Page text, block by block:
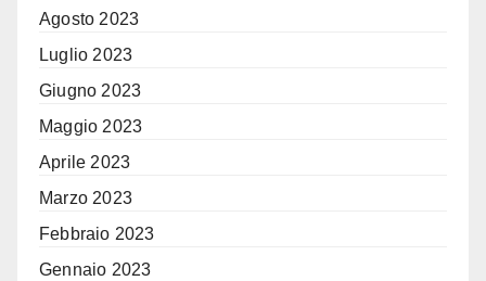
Agosto 2023
Luglio 2023
Giugno 2023
Maggio 2023
Aprile 2023
Marzo 2023
Febbraio 2023
Gennaio 2023